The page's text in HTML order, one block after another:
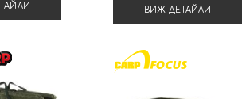
ВИЖ ДЕТАЙЛИ